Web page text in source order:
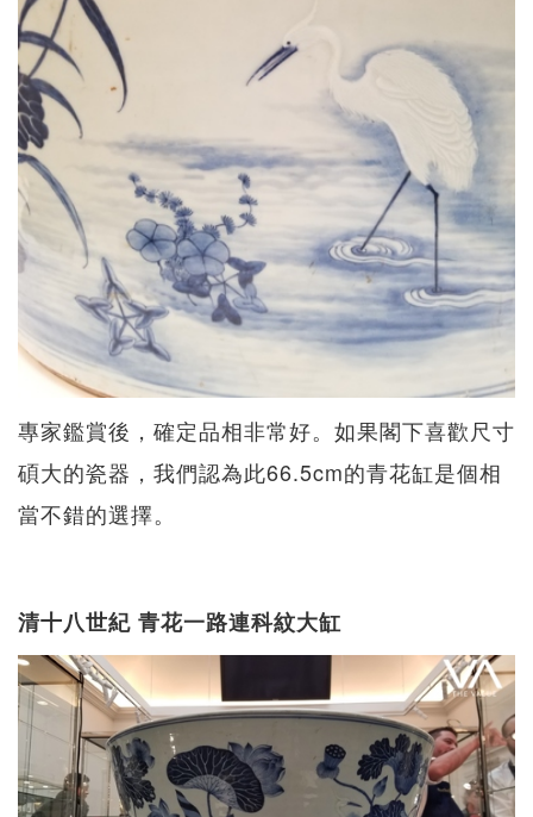
專家鑑賞後，確定品相非常好。如果閣下喜歡尺寸
碩大的瓷器，我們認為此66.5cm的青花缸是個相
當不錯的選擇。
清十八世紀 青花一路連科紋大缸